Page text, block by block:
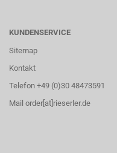
KUNDENSERVICE
Sitemap
Kontakt
Telefon +49 (0)30 48473591
Mail order[at]rieserler.de